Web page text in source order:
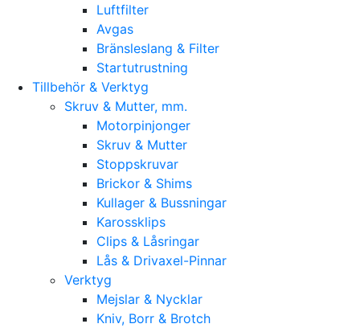
Luftfilter
Avgas
Bränsleslang & Filter
Startutrustning
Tillbehör & Verktyg
Skruv & Mutter, mm.
Motorpinjonger
Skruv & Mutter
Stoppskruvar
Brickor & Shims
Kullager & Bussningar
Karossklips
Clips & Låsringar
Lås & Drivaxel-Pinnar
Verktyg
Mejslar & Nycklar
Kniv, Borr & Brotch